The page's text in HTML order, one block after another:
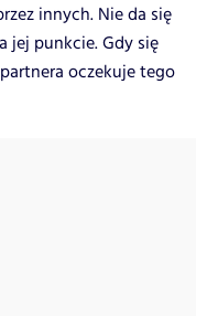
innych. Nie da się
jej punkcie. Gdy się
oczekuje tego